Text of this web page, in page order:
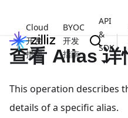
Cloud
开发
指南
BYOC
开发
指南
API
&
SDK
查看 Alias 详
This operation describes
details of a specific alias.